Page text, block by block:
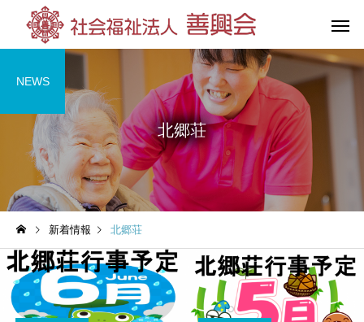
花の王善興園
（特別養護老人ホーム） （特別養護老人
グループホーム
杉の湯荘
（共同生活援助）
北郷荘
NEWS
新着情報 北郷荘